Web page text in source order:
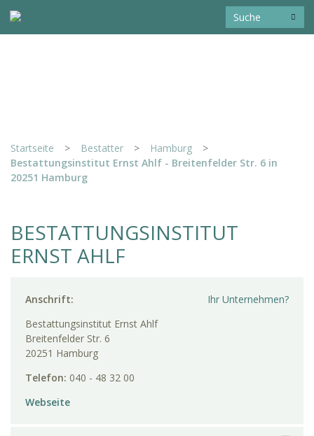
Startseite > Bestatter > Hamburg
>
Bestattungsinstitut Ernst Ahlf - Breitenfelder Str. 6 in
20251 Hamburg
BESTATTUNGSINSTITUT
ERNST AHLF
Ihr Unternehmen?
Anschrift:
Bestattungsinstitut Ernst Ahlf
Breitenfelder Str. 6
20251 Hamburg
Telefon: 040 - 48 32 00
Webseite